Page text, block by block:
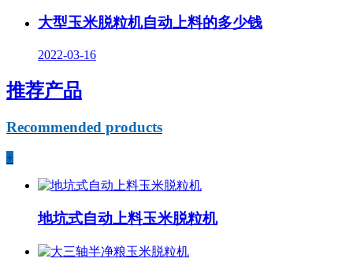
大型玉米脱粒机自动上料的多少钱
2022-03-16
推荐产品
Recommended products
+
地坑式自动上料玉米脱粒机